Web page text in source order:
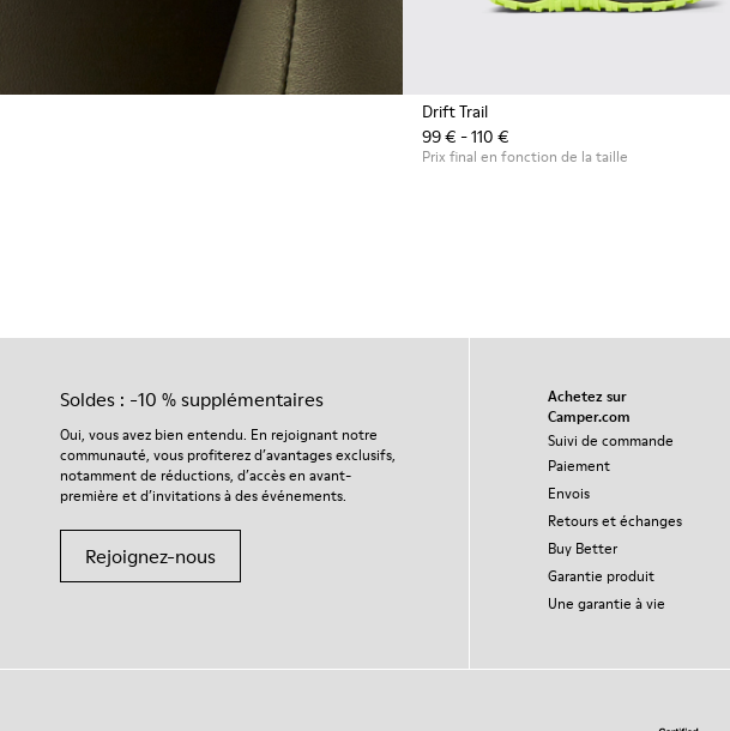
Drift Trail
99 € - 110 €
Prix final en fonction de la taille
Soldes : -10 % supplémentaires
Oui, vous avez bien entendu. En rejoignant notre
communauté, vous profiterez d’avantages exclusifs,
notamment de réductions, d’accès en avant-
première et d’invitations à des événements.
Rejoignez-nous
Achetez sur
Camper.com
Suivi de commande
Paiement
Envois
Retours et échanges
Buy Better
Garantie produit
Une garantie à vie